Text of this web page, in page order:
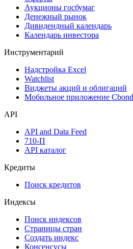
Календарь событий
Дефолты
Размещения
Оферты
Аукционы госбумаг
Денежный рынок
Календарь инвестора
Инструментарий
Надстройка Excel
Мобильное приложение Cbonds
API
API and Data Feed
API каталог
Кредиты
Поиск кредитов
Индексы